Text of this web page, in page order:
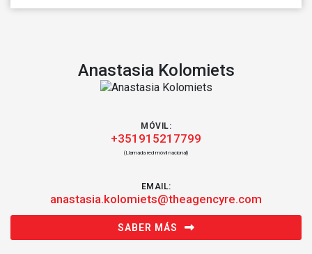
Anastasia Kolomiets
MÓVIL:
+351915217799
(Llamada red móvil nacional)
EMAIL:
anastasia.kolomiets@theagencyre.com
SABER MÁS